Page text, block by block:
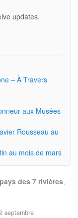
updates.
– À Travers
aux Musées
Rousseau au
au mois de mars
pays des 7 rivières,
septembre